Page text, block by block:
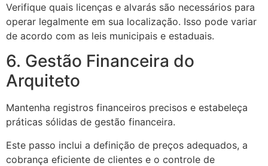
Verifique quais licenças e alvarás são necessários para
operar legalmente em sua localização. Isso pode variar
de acordo com as leis municipais e estaduais.
6. Gestão Financeira do
Arquiteto
Mantenha registros financeiros precisos e estabeleça
práticas sólidas de gestão financeira.
Este passo inclui a definição de preços adequados, a
cobrança eficiente de clientes e o controle de